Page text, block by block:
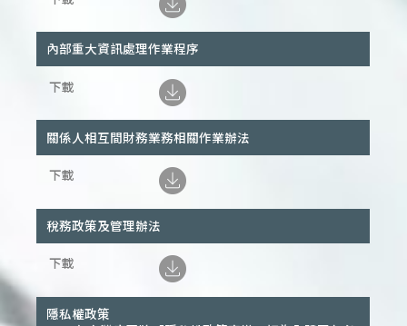
內部重大資訊處理作業程序
關係人相互間財務業務相關作業辦法
稅務政策及管理辦法
隱私權政策